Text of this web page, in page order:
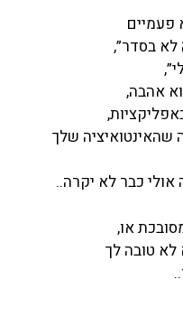
פעמיים
בסדר”,
אהבה,
שהאינטואיציה שלך
אולי כבר לא יקרה..
או,
טובה לך